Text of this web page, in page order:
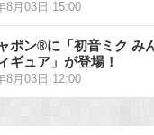
8月03日 15:00
ポン®に「初音ミク み
ギュア」が登場！
8月03日 12:00